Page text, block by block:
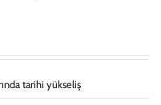
tarihi yükseliş